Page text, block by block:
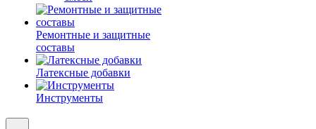
Ремонтные и защитные
составы
Латексные добавки
Инструменты